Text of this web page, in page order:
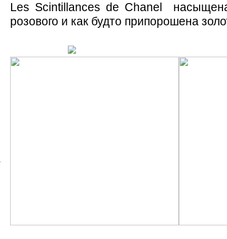
Les Scintillances de Chanel
розового и как будто припорошена